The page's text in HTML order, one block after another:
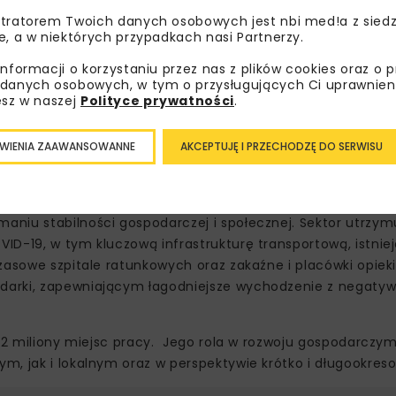
stabilności gospodarczej i społecznej. Sektor
19, w tym kluczową infrastrukturę transportową,
szpitale ratunkowych oraz zakaźne i placówki
zapewniającym łagodniejsze wychodzenie z
2 miliony miejsc pracy. Jego rola w rozwoju
jak i lokalnym oraz w perspektywie krótko i
Twoich danych osobowych jest nbi med!a z
a w niektórych przypadkach nasi Partnerzy.
o korzystaniu przez nas z plików cookies oraz o
osobowych, w tym o przysługujących Ci
w naszej Polityce prywatności.
AKCEPTUJĘ I PRZECHODZĘ DO SERWISU
ZAAWANSOWANNE